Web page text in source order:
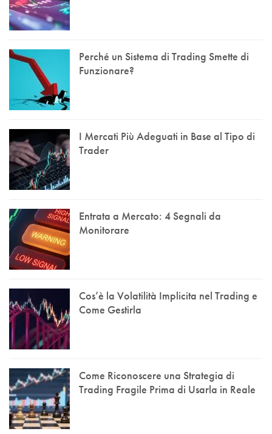
Perché un Sistema di Trading Smette di
Funzionare?
I Mercati Più Adeguati in Base al Tipo di
Trader
Entrata a Mercato: 4 Segnali da
Monitorare
Cos’è la Volatilità Implicita nel Trading e
Come Gestirla
Come Riconoscere una Strategia di
Trading Fragile Prima di Usarla in Reale